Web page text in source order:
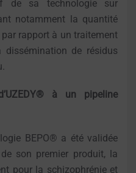
de sa technologie sur
notamment la quantité
rapport à un traitement
de résidus
à un pipeline
BEPO® a été validée
son premier produit, la
pour la schizophrénie et